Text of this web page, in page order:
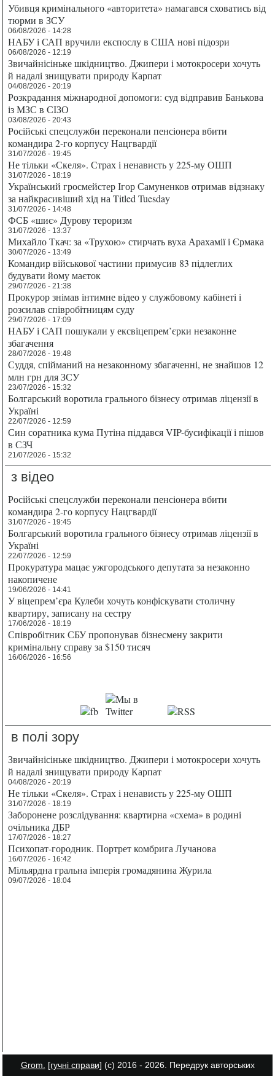
Убивця кримінального «авторитета» намагався сховатись від
тюрми в ЗСУ
06/08/2026 - 14:28
НАБУ і САП вручили експослу в США нові підозри
06/08/2026 - 12:19
Звичайнісіньке шкідництво. Джипери і мотокросери хочуть
й надалі знищувати природу Карпат
04/08/2026 - 20:19
Розкрадання міжнародної допомоги: суд відправив Банькова
із МЗС в СІЗО
03/08/2026 - 20:43
Російські спецслужби переконали пенсіонера вбити
командира 2-го корпусу Нацгвардії
31/07/2026 - 19:45
Не тільки «Скеля». Страх і ненависть у 225-му ОШП
31/07/2026 - 18:19
Український гросмейстер Ігор Самуненков отримав відзнаку
за найкрасивіший хід на Titled Tuesday
31/07/2026 - 14:48
ФСБ «шиє» Дурову тероризм
31/07/2026 - 13:37
Михайло Ткач: за «Трухою» стирчать вуха Арахамії і Єрмака
30/07/2026 - 13:49
Командир військової частини примусив 83 підлеглих
будувати йому маєток
29/07/2026 - 21:38
Прокурор знімав інтимне відео у службовому кабінеті і
розсилав співробітницям суду
29/07/2026 - 17:09
НАБУ і САП пошукали у ексвіцепрем’єрки незаконне
збагачення
28/07/2026 - 19:48
Суддя, спійманий на незаконному збагаченні, не знайшов 12
млн грн для ЗСУ
23/07/2026 - 15:32
Болгарський воротила грального бізнесу отримав ліцензії в
Україні
22/07/2026 - 12:59
Син соратника кума Путіна піддався VIP-бусифікації і пішов
в СЗЧ
21/07/2026 - 15:32
з відео
Російські спецслужби переконали пенсіонера вбити
командира 2-го корпусу Нацгвардії
31/07/2026 - 19:45
Болгарський воротила грального бізнесу отримав ліцензії в
Україні
22/07/2026 - 12:59
Прокуратура мацає ужгородського депутата за незаконно
накопичене
19/06/2026 - 14:41
У віцепрем’єра Кулеби хочуть конфіскувати столичну
квартиру, записану на сестру
17/06/2026 - 18:19
Співробітник СБУ пропонував бізнесмену закрити
кримінальну справу за $150 тисяч
16/06/2026 - 16:56
в полі зору
Звичайнісіньке шкідництво. Джипери і мотокросери хочуть
й надалі знищувати природу Карпат
04/08/2026 - 20:19
Не тільки «Скеля». Страх і ненависть у 225-му ОШП
31/07/2026 - 18:19
Заборонене розслідування: квартирна «схема» в родині
очільника ДБР
17/07/2026 - 18:27
Психопат-городник. Портрет комбрига Лучанова
16/07/2026 - 16:42
Мільярдна гральна імперія громадянина Журила
09/07/2026 - 18:04
Grom. [гучні справи] (с) 2016 - 2026. Передрук авторських